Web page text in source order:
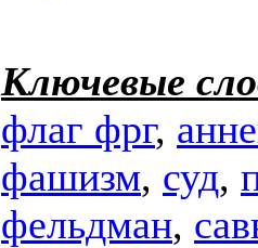
Ключевые
флаг фрг,
фашизм, суд,
фельдман,